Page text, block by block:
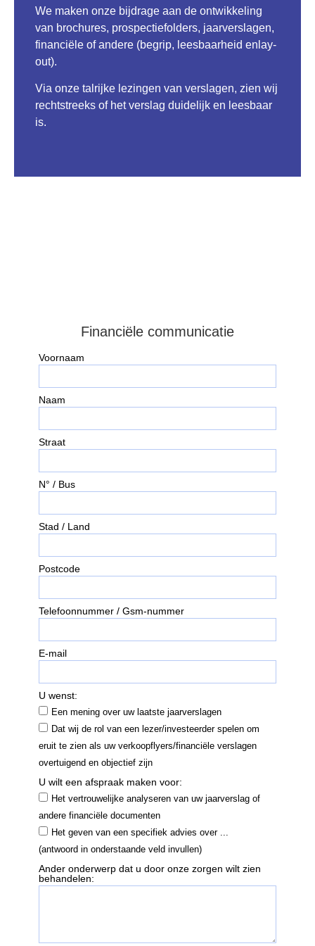
We maken onze bijdrage aan de ontwikkeling
van brochures, prospectiefolders, jaarverslagen,
financiële of andere (begrip, leesbaarheid en lay-
out).
Via onze talrijke lezingen van verslagen, zien wij
rechtstreeks of het verslag duidelijk en leesbaar
is.
Financiële communicatie​
Voornaam
Naam
Straat
N° / Bus
Stad / Land
Postcode
Telefoonnummer / Gsm-nummer
E-mail
U wenst:
Een mening over uw laatste jaarverslagen
Dat wij de rol van een lezer/investeerder spelen om
eruit te zien als uw verkoopflyers/financiële verslagen
overtuigend en objectief zijn
U wilt een afspraak maken voor:
Het vertrouwelijke analyseren van uw jaarverslag of
andere financiële documenten
Het geven van een specifiek advies over ...
(antwoord in onderstaande veld invullen)
Ander onderwerp dat u door onze zorgen wilt zien
behandelen: